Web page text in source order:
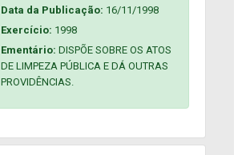
Data da Publicação: 16/11/1998
Exercício: 1998
Ementário: DISPÕE SOBRE OS ATOS
DE LIMPEZA PÚBLICA E DÁ OUTRAS
PROVIDÊNCIAS.